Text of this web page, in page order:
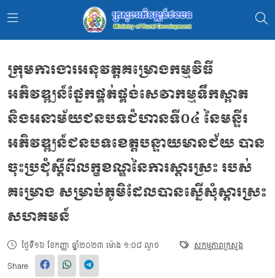
ក្រុមការងារអនុវត្ដគម្រោង​កម្មវិធី
អភិវឌ្ឍន៍ផ្នែកផ្គត់ផ្គង់សេវាកម្មទឹកស្អាត
និងអនាម័យជនបទជំហានទី០៤ នៃមន្ទីរ
អភិវឌ្ឍន៍ជនបទខេត្ដបន្ទាយមានជ័យ បាន
ចុះប្រជុំ​ស្តីពី​លក្ខខណ្ឌ​នៃការ​ស្តារស្រះ​ របស់​
គម្រោង​ សម្រាប់ភូមិដែល​បានស្នេី​សុំ​ស្តារ​ស្រះ​​
សហគមន៍
ថ្ងៃទី១៦ ខែកញ្ញា ឆ្នាំ២០២៣ ម៉ោង ១:០៨ ល្ងាច សកម្មភាពក្រសួង
Share